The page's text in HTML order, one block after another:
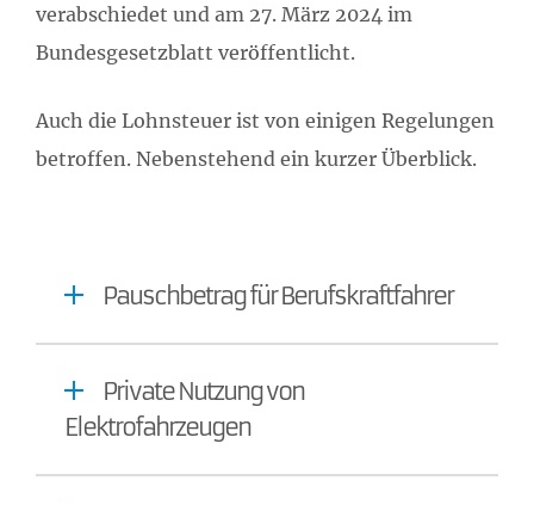
verabschiedet und am 27. März 2024 im
Bundesgesetzblatt veröffentlicht.
Auch die Lohnsteuer ist von einigen Regelungen
betroffen. Nebenstehend ein kurzer Überblick.
Pauschbetrag für Berufskraftfahrer
Private Nutzung von
Elektrofahrzeugen